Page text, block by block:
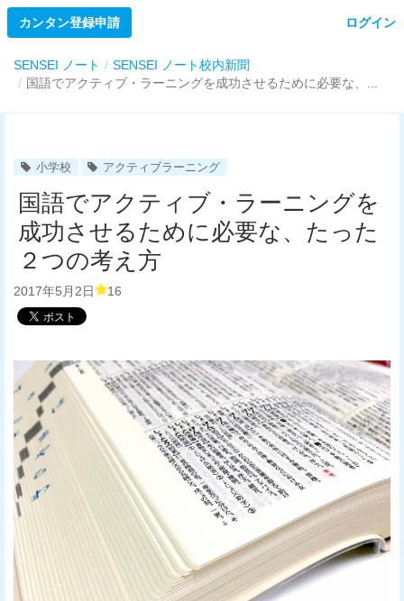
カンタン登録申請 ログイン
SENSEI ノート
SENSEI ノート校内新聞
国語でアクティブ・ラーニングを成功させるために必要な、...
小学校 アクティブラーニング
国語でアクティブ・ラーニングを
成功させるために必要な、たった
２つの考え方
2017年5月2日 16